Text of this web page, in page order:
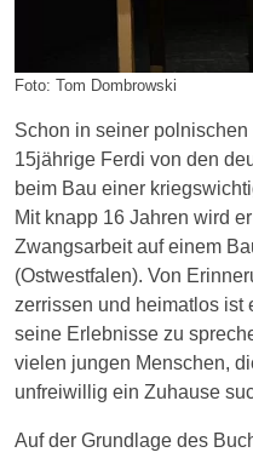
Foto: Tom Dombrowski
Schon in seiner
15jährige Ferdi von den
beim Bau einer
Mit knapp 16 Jahren wird
Zwangsarbeit auf einem
(Ostwestfalen). Von
zerrissen und heimatlos ist
seine Erlebnisse zu
vielen jungen Menschen,
unfreiwillig ein Zuhause
Auf der Grundlage des